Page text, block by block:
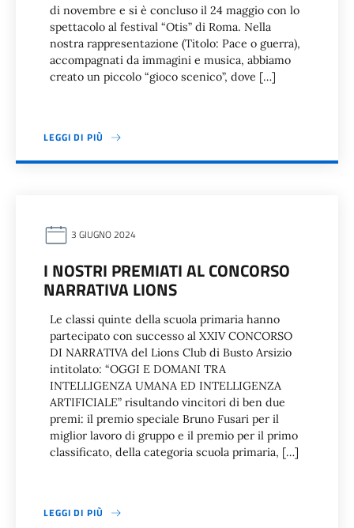
di novembre e si è concluso il 24 maggio con lo
spettacolo al festival “Otis” di Roma. Nella
nostra rappresentazione (Titolo: Pace o guerra),
accompagnati da immagini e musica, abbiamo
creato un piccolo “gioco scenico”, dove […]
LEGGI DI PIÙ
3 GIUGNO 2024
I NOSTRI PREMIATI AL CONCORSO
NARRATIVA LIONS
Le classi quinte della scuola primaria hanno
partecipato con successo al XXIV CONCORSO
DI NARRATIVA del Lions Club di Busto Arsizio
intitolato: “OGGI E DOMANI TRA
INTELLIGENZA UMANA ED INTELLIGENZA
ARTIFICIALE” risultando vincitori di ben due
premi: il premio speciale Bruno Fusari per il
miglior lavoro di gruppo e il premio per il primo
classificato, della categoria scuola primaria, […]
LEGGI DI PIÙ